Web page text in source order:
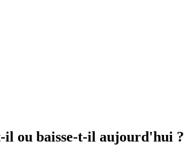
il ou baisse-t-il aujourd'hui ?